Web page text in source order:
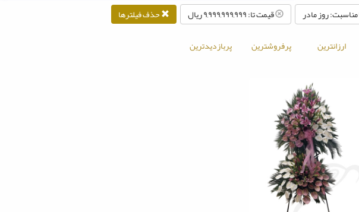
مناسبت: روز مادر قیمت تا: ۹,۹۹۹,۹۹۹,۹۹۹ ريال
حذف فیلترها
ارزانترین پرفروشترین پربازدیدترین